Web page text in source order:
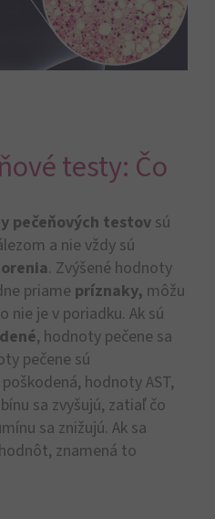
testy: Čo
pečeňových testov sú
a nie vždy sú
. Zvýšené hodnoty
priame príznaky, môžu
nie je v poriadku. Ak sú
, hodnoty pečene sa
pečene sú
hodnoty AST,
sa zvyšujú, zatiaľ čo
sa znižujú. Ak sa
znamená to